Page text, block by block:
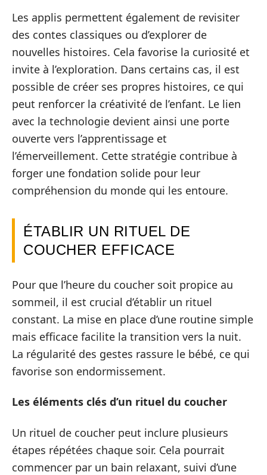
Les applis permettent également de revisiter
des contes classiques ou d’explorer de
nouvelles histoires. Cela favorise la curiosité et
invite à l’exploration. Dans certains cas, il est
possible de créer ses propres histoires, ce qui
peut renforcer la créativité de l’enfant. Le lien
avec la technologie devient ainsi une porte
ouverte vers l’apprentissage et
l’émerveillement. Cette stratégie contribue à
forger une fondation solide pour leur
compréhension du monde qui les entoure.
ÉTABLIR UN RITUEL DE
COUCHER EFFICACE
Pour que l’heure du coucher soit propice au
sommeil, il est crucial d’établir un rituel
constant. La mise en place d’une routine simple
mais efficace facilite la transition vers la nuit.
La régularité des gestes rassure le bébé, ce qui
favorise son endormissement.
Les éléments clés d’un rituel du coucher
Un rituel de coucher peut inclure plusieurs
étapes répétées chaque soir. Cela pourrait
commencer par un bain relaxant, suivi d’une